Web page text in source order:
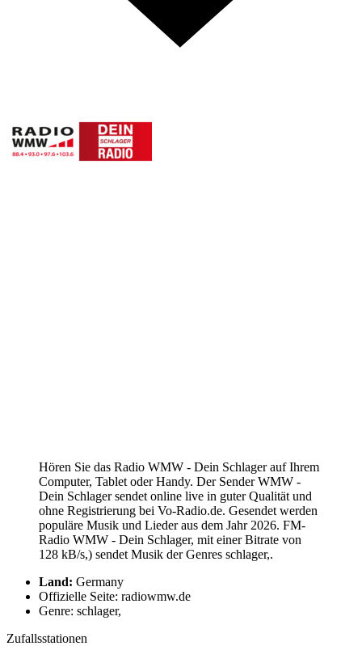
Hören Sie das Radio WMW - Dein Schlager auf Ihrem
Computer, Tablet oder Handy. Der Sender WMW -
Dein Schlager sendet online live in guter Qualität und
ohne Registrierung bei Vo-Radio.de. Gesendet werden
populäre Musik und Lieder aus dem Jahr 2026. FM-
Radio WMW - Dein Schlager, mit einer Bitrate von
128 kB/s,) sendet Musik der Genres schlager,.
Land: Germany
Offizielle Seite: radiowmw.de
Genre: schlager,
Zufallsstationen